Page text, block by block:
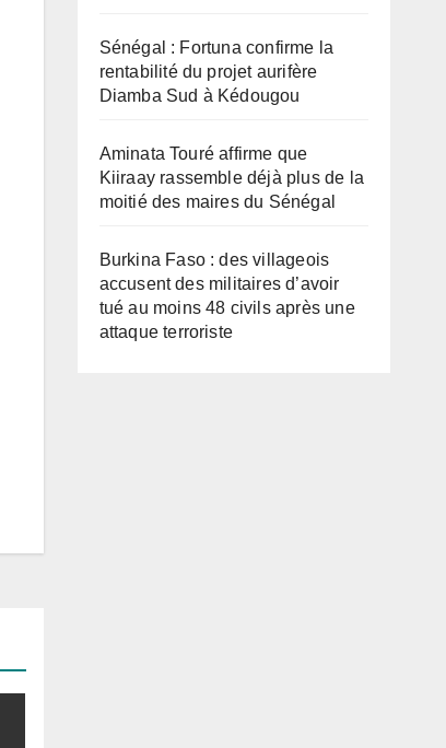
Sénégal : Fortuna confirme la
rentabilité du projet aurifère
Diamba Sud à Kédougou
Aminata Touré affirme que
Kiiraay rassemble déjà plus de la
moitié des maires du Sénégal
Burkina Faso : des villageois
accusent des militaires d’avoir
tué au moins 48 civils après une
attaque terroriste